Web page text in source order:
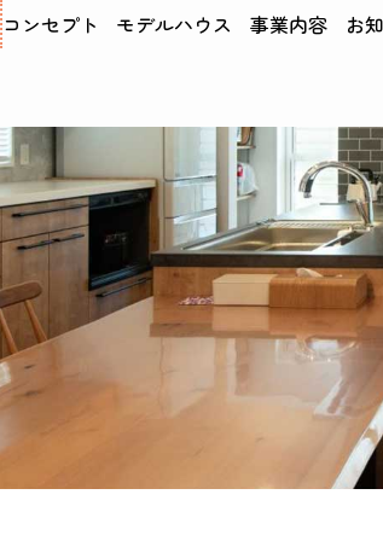
コンセプト モデルハウス 事業内容 お